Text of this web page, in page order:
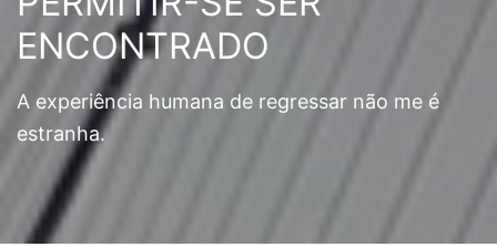
Pesquisar
por:
ESPIRITUALIDADE
EDUCAÇÃO
SOCIAL
ENCONTRADO
A experiência humana de regressar não me é
estranha.